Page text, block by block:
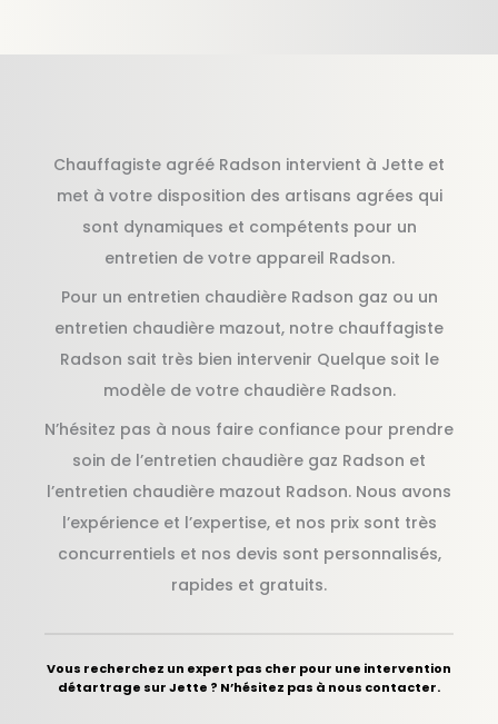
Chauffagiste agréé Radson intervient à Jette et
met à votre disposition des artisans agrées qui
sont dynamiques et compétents pour un
entretien de votre appareil Radson.
Pour un entretien chaudière Radson gaz ou un
entretien chaudière mazout, notre chauffagiste
Radson sait très bien intervenir Quelque soit le
modèle de votre chaudière Radson.
N’hésitez pas à nous faire confiance pour prendre
soin de l’entretien chaudière gaz Radson et
l’entretien chaudière mazout Radson. Nous avons
l’expérience et l’expertise, et nos prix sont très
concurrentiels et nos devis sont personnalisés,
rapides et gratuits.
Vous recherchez un expert pas cher pour une intervention
détartrage sur Jette ? N’hésitez pas à nous contacter.